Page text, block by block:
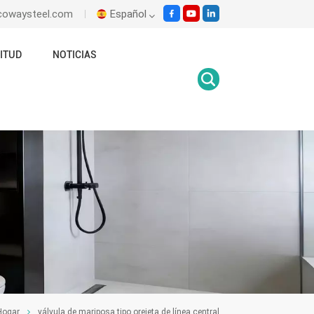
Español
NOTICIAS
válvula de mariposa tipo orejeta de línea central